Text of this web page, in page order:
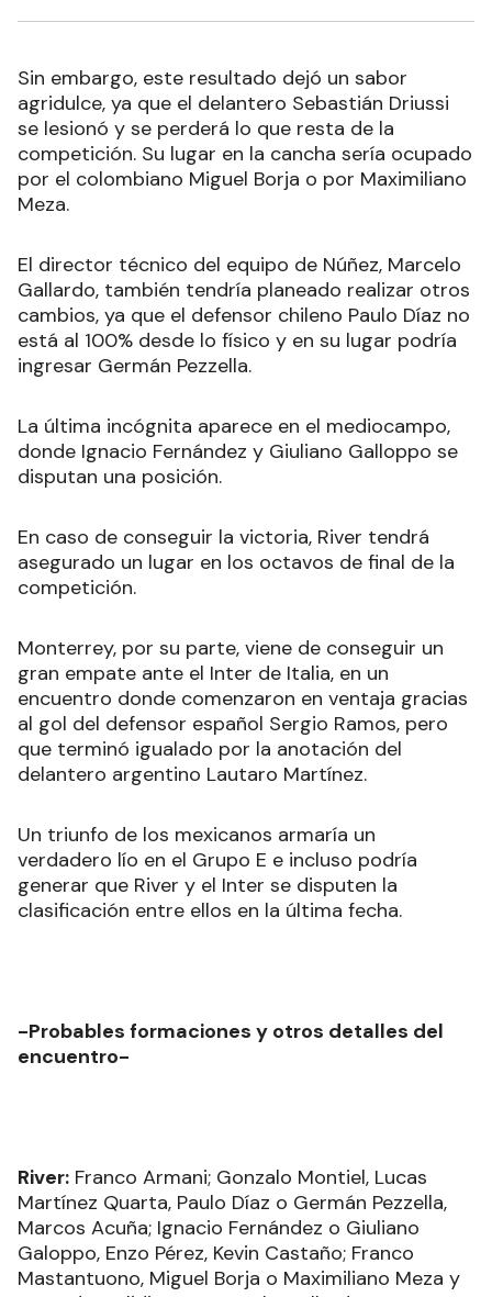
Sin embargo, este resultado dejó un sabor
agridulce, ya que el delantero Sebastián Driussi
se lesionó y se perderá lo que resta de la
competición. Su lugar en la cancha sería ocupado
por el colombiano Miguel Borja o por Maximiliano
Meza.
El director técnico del equipo de Núñez, Marcelo
Gallardo, también tendría planeado realizar otros
cambios, ya que el defensor chileno Paulo Díaz no
está al 100% desde lo físico y en su lugar podría
ingresar Germán Pezzella.
La última incógnita aparece en el mediocampo,
donde Ignacio Fernández y Giuliano Galloppo se
disputan una posición.
En caso de conseguir la victoria, River tendrá
asegurado un lugar en los octavos de final de la
competición.
Monterrey, por su parte, viene de conseguir un
gran empate ante el Inter de Italia, en un
encuentro donde comenzaron en ventaja gracias
al gol del defensor español Sergio Ramos, pero
que terminó igualado por la anotación del
delantero argentino Lautaro Martínez.
Un triunfo de los mexicanos armaría un
verdadero lío en el Grupo E e incluso podría
generar que River y el Inter se disputen la
clasificación entre ellos en la última fecha.
-Probables formaciones y otros detalles del
encuentro-
River: Franco Armani; Gonzalo Montiel, Lucas
Martínez Quarta, Paulo Díaz o Germán Pezzella,
Marcos Acuña; Ignacio Fernández o Giuliano
Galoppo, Enzo Pérez, Kevin Castaño; Franco
Mastantuono, Miguel Borja o Maximiliano Meza y